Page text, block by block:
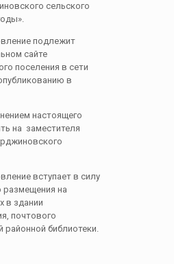
сельского
подлежит
сайте
поселения в сети
в
настоящего
на заместителя
вступает в силу
размещения на
в здании
почтового
районной библиотеки.